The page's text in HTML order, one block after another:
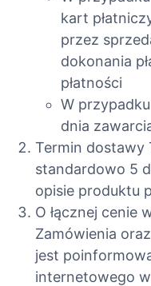
kart
przez
dokonania
płatności
W
dnia
Termin dostawy
standardowo 5
opisie produktu
O łącznej cenie
Zamówienia
jest
internetowego